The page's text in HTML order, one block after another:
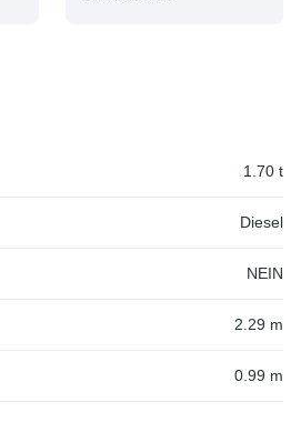
1.70 t
Diesel
NEIN
2.29 m
0.99 m